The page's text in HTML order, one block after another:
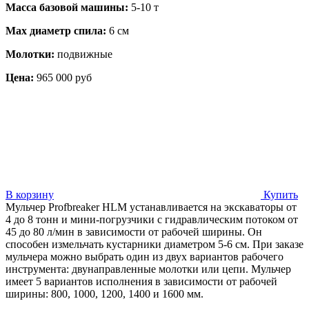
Масса базовой машины: 5-10 т
Max диаметр спила: 6 см
Молотки: подвижные
Цена: 965 000 руб
В корзину
Купить
Мульчер Profbreaker HLM устанавливается на экскаваторы от
4 до 8 тонн и мини-погрузчики с гидравлическим потоком от
45 до 80 л/мин в зависимости от рабочей ширины. Он
способен измельчать кустарники диаметром 5-6 см. При заказе
мульчера можно выбрать один из двух вариантов рабочего
инструмента: двунаправленные молотки или цепи. Мульчер
имеет 5 вариантов исполнения в зависимости от рабочей
ширины: 800, 1000, 1200, 1400 и 1600 мм.